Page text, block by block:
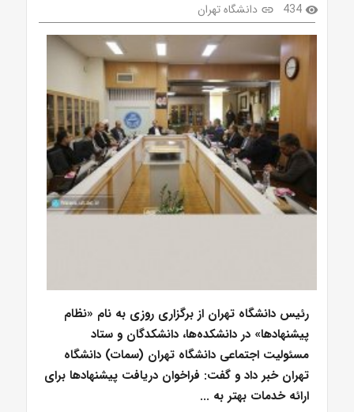
visibility
434
link دانشگاه تهران
رئیس دانشگاه تهران از برگزاری روزی به نام «نظام
پیشنهادها» در دانشکده‌ها، دانشکدگان و ستاد
مسئولیت اجتماعی دانشگاه تهران (سمات) دانشگاه
تهران خبر داد و گفت: فراخوان دریافت پیشنهادها برای
ارائه خدمات بهتر به ...